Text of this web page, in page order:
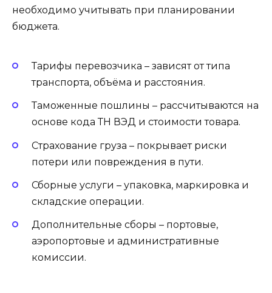
необходимо учитывать при планировании
бюджета.
Тарифы перевозчика – зависят от типа
транспорта, объёма и расстояния.
Таможенные пошлины – рассчитываются на
основе кода ТН ВЭД и стоимости товара.
Страхование груза – покрывает риски
потери или повреждения в пути.
Сборные услуги – упаковка, маркировка и
складские операции.
Дополнительные сборы – портовые,
аэропортовые и административные
комиссии.